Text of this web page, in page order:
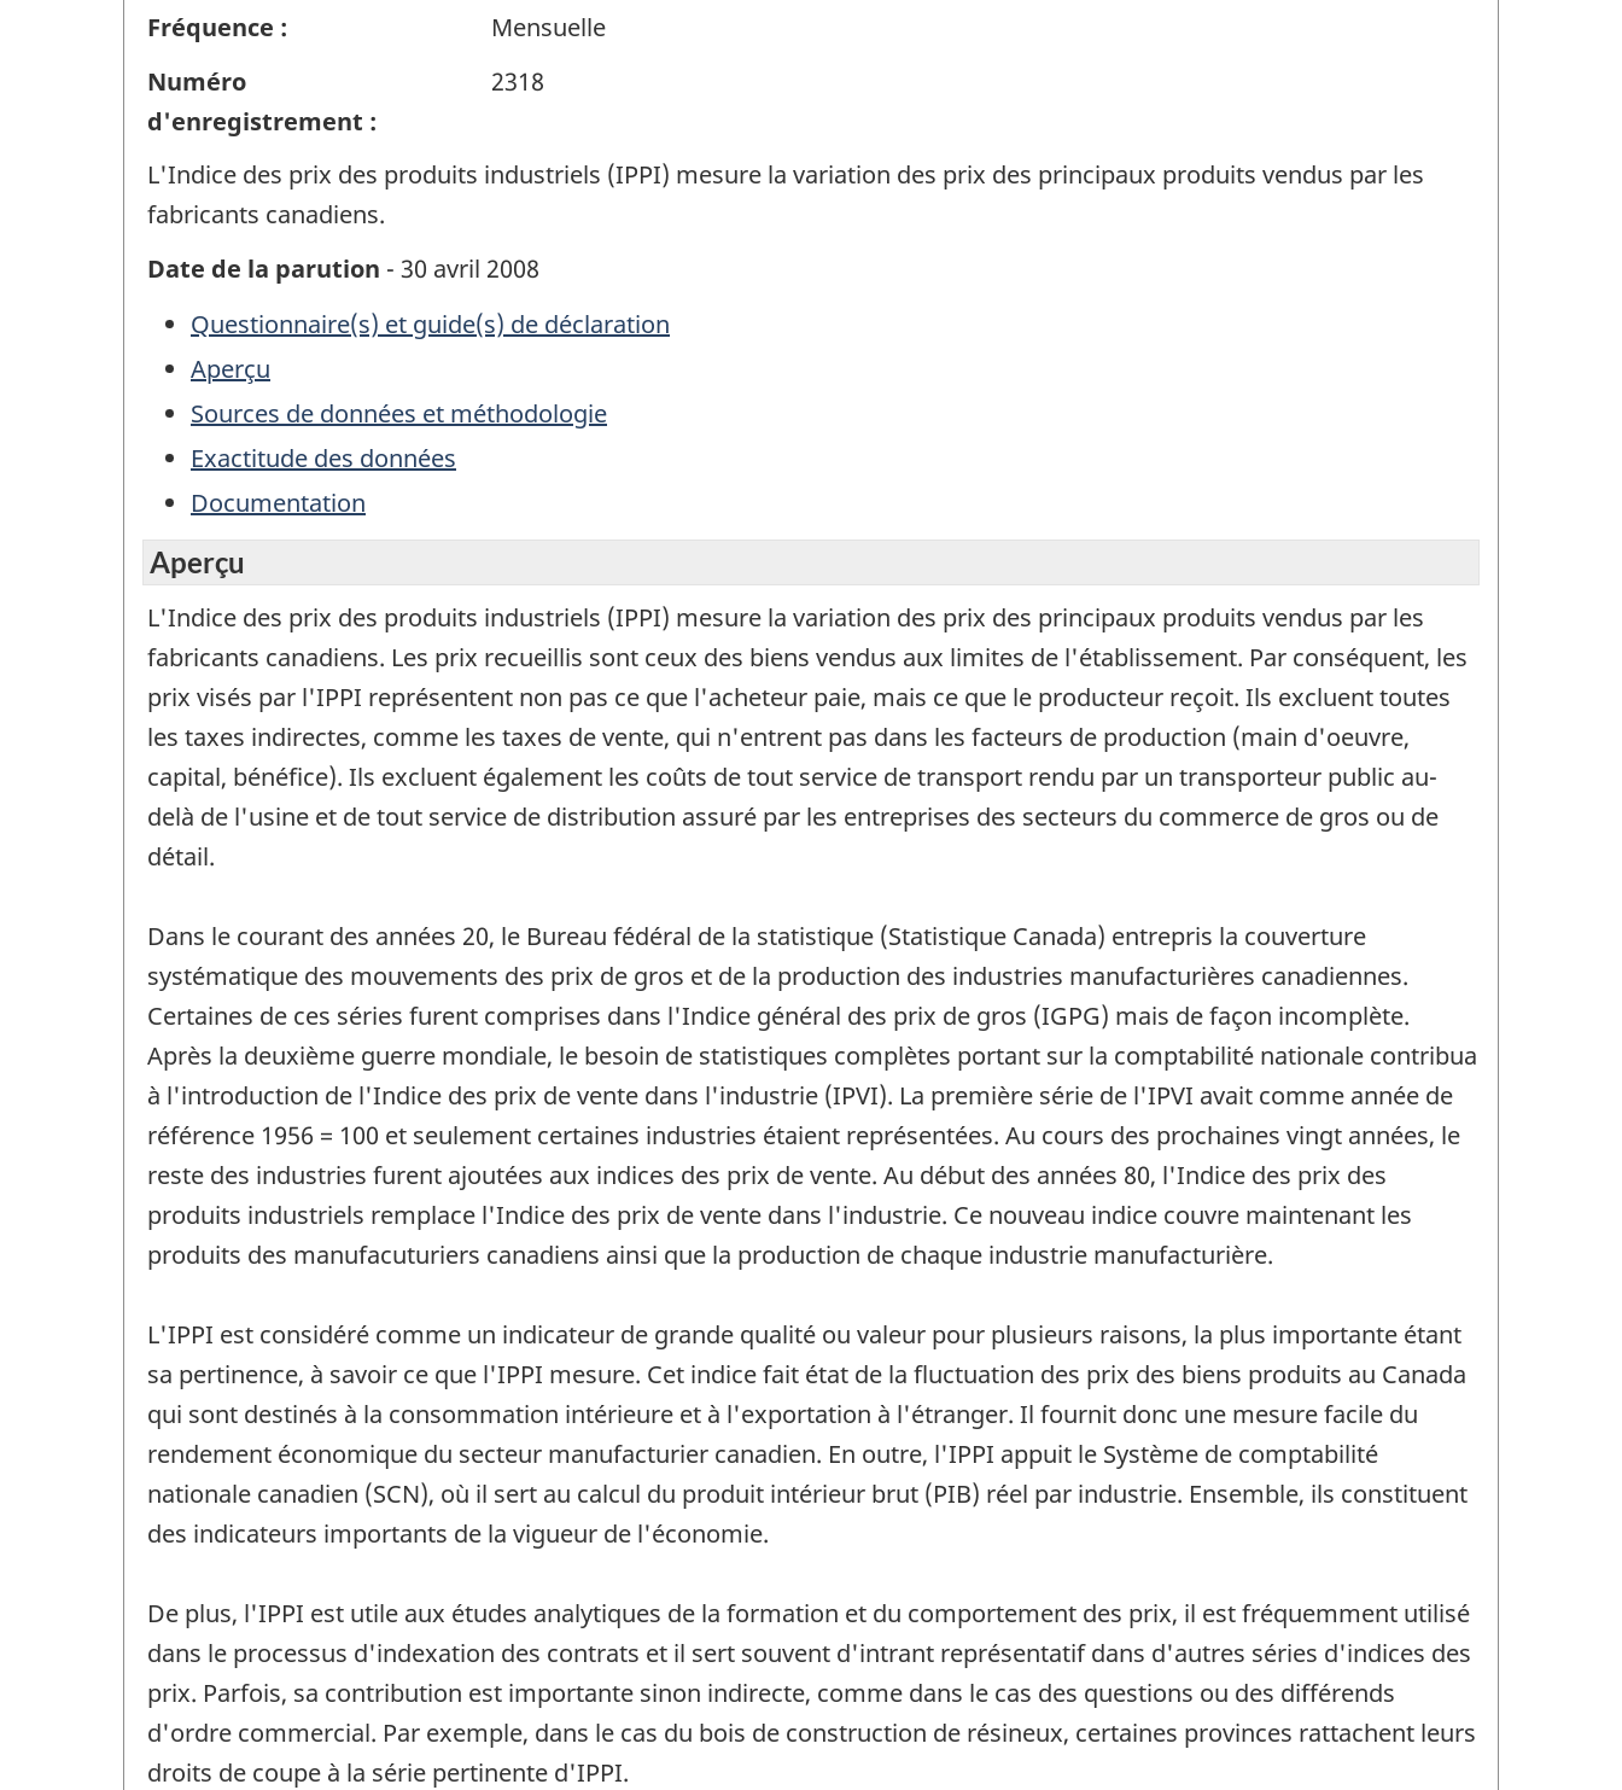
Fréquence :
Mensuelle
Numéro
d'enregistrement :
2318
L'Indice des prix des produits industriels (IPPI) mesure la variation des prix des principaux produits vendus par les
fabricants canadiens.
Date de la parution - 30 avril 2008
Questionnaire(s) et guide(s) de déclaration
Aperçu
Sources de données et méthodologie
Exactitude des données
Documentation
Aperçu
L'Indice des prix des produits industriels (IPPI) mesure la variation des prix des principaux produits vendus par les
fabricants canadiens. Les prix recueillis sont ceux des biens vendus aux limites de l'établissement. Par conséquent, les
prix visés par l'IPPI représentent non pas ce que l'acheteur paie, mais ce que le producteur reçoit. Ils excluent toutes
les taxes indirectes, comme les taxes de vente, qui n'entrent pas dans les facteurs de production (main d'oeuvre,
capital, bénéfice). Ils excluent également les coûts de tout service de transport rendu par un transporteur public au-
delà de l'usine et de tout service de distribution assuré par les entreprises des secteurs du commerce de gros ou de
détail.
Dans le courant des années 20, le Bureau fédéral de la statistique (Statistique Canada) entrepris la couverture
systématique des mouvements des prix de gros et de la production des industries manufacturières canadiennes.
Certaines de ces séries furent comprises dans l'Indice général des prix de gros (IGPG) mais de façon incomplète.
Après la deuxième guerre mondiale, le besoin de statistiques complètes portant sur la comptabilité nationale contribua
à l'introduction de l'Indice des prix de vente dans l'industrie (IPVI). La première série de l'IPVI avait comme année de
référence 1956 = 100 et seulement certaines industries étaient représentées. Au cours des prochaines vingt années, le
reste des industries furent ajoutées aux indices des prix de vente. Au début des années 80, l'Indice des prix des
produits industriels remplace l'Indice des prix de vente dans l'industrie. Ce nouveau indice couvre maintenant les
produits des manufacuturiers canadiens ainsi que la production de chaque industrie manufacturière.
L'IPPI est considéré comme un indicateur de grande qualité ou valeur pour plusieurs raisons, la plus importante étant
sa pertinence, à savoir ce que l'IPPI mesure. Cet indice fait état de la fluctuation des prix des biens produits au Canada
qui sont destinés à la consommation intérieure et à l'exportation à l'étranger. Il fournit donc une mesure facile du
rendement économique du secteur manufacturier canadien. En outre, l'IPPI appuit le Système de comptabilité
nationale canadien (SCN), où il sert au calcul du produit intérieur brut (PIB) réel par industrie. Ensemble, ils constituent
des indicateurs importants de la vigueur de l'économie.
De plus, l'IPPI est utile aux études analytiques de la formation et du comportement des prix, il est fréquemment utilisé
dans le processus d'indexation des contrats et il sert souvent d'intrant représentatif dans d'autres séries d'indices des
prix. Parfois, sa contribution est importante sinon indirecte, comme dans le cas des questions ou des différends
d'ordre commercial. Par exemple, dans le cas du bois de construction de résineux, certaines provinces rattachent leurs
droits de coupe à la série pertinente d'IPPI.